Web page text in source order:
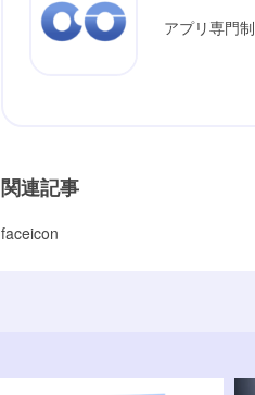
アプリ専門
関連記事
faceicon